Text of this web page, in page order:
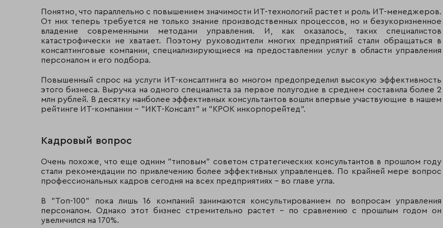
Понятно, что параллельно с повышением значимости ИТ-технологий растет и роль ИТ-менеджеров.
От них теперь требуется не только знание производственных процессов, но и безукоризненное
владение современными методами управления. И, как оказалось, таких специалистов
катастрофически не хватает. Поэтому руководители многих предприятий стали обращаться в
консалтинговые компании, специализирующиеся на предоставлении услуг в области управления
персоналом и его подбора.
Повышенный спрос на услуги ИТ-консалтинга во многом предопределил высокую эффективность
этого бизнеса. Выручка на одного специалиста за первое полугодие в среднем составила более 2
млн рублей. В десятку наиболее эффективных консультантов вошли впервые участвующие в нашем
рейтинге ИТ-компании - "ИКТ-Консалт" и "КРОК инкорпорейтед".
Кадровый вопрос
Очень похоже, что еще одним "типовым" советом стратегических консультантов в прошлом году
стали рекомендации по привлечению более эффективных управленцев. По крайней мере вопрос
профессиональных кадров сегодня на всех предприятиях - во главе угла.
В "Топ-100" пока лишь 16 компаний занимаются консультированием по вопросам управления
персоналом. Однако этот бизнес стремительно растет - по сравнению с прошлым годом он
увеличился на 170%.